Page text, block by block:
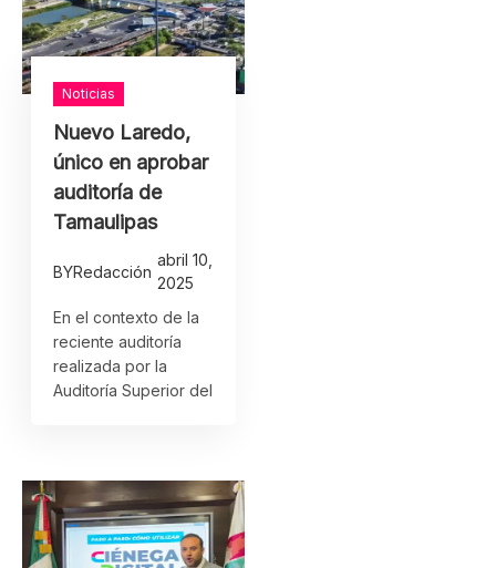
Noticias
Nuevo Laredo,
único en aprobar
auditoría de
Tamaulipas
BYRedacción
abril 10,
2025
En el contexto de la
reciente auditoría
realizada por la
Auditoría Superior del